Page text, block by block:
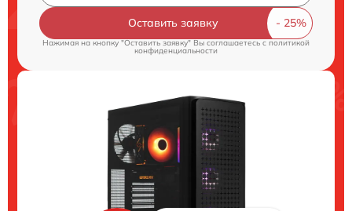
Оставить заявку
Нажимая на кнопку "Оставить заявку" Вы соглашаетесь cполитикой
конфиденциальности